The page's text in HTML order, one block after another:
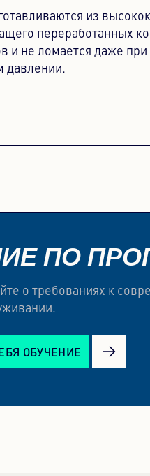
из
переработанных
и не ломается даже
давлении.
ПО
о требованиях к
ОБУЧЕНИЕ